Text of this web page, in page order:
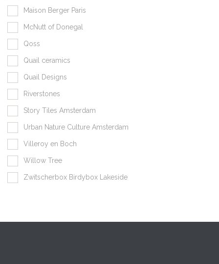
Maison Berger Paris
McNutt of Donegal
Qoss
Quail ceramics
Quail Designs
Riverstones
Story Tiles Amsterdam
Urban Nature Culture Amsterdam
Villeroy en Boch
Willow Tree
Zwitscherbox Birdybox Lakeside